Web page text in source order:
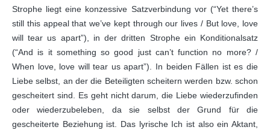
Strophe liegt eine konzessive Satzverbindung vor (“Yet there’s
still this appeal that we’ve kept through our lives / But love, love
will tear us apart”), in der dritten Strophe ein Konditionalsatz
(“And is it something so good just can’t function no more? /
When love, love will tear us apart”). In beiden Fällen ist es die
Liebe selbst, an der die Beteiligten scheitern werden bzw. schon
gescheitert sind. Es geht nicht darum, die Liebe wiederzufinden
oder wiederzubeleben, da sie selbst der Grund für die
gescheiterte Beziehung ist. Das lyrische Ich ist also ein Aktant,